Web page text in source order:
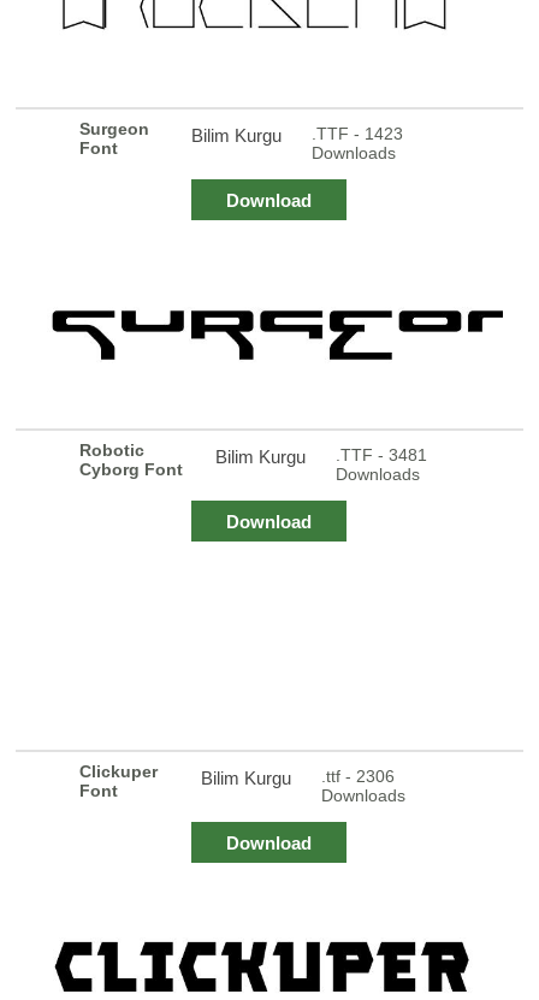
Surgeon
Font
Bilim Kurgu
.TTF - 1423
Downloads
Download
Robotic
Cyborg Font
Bilim Kurgu
.TTF - 3481
Downloads
Download
Clickuper
Font
Bilim Kurgu
.ttf - 2306
Downloads
Download